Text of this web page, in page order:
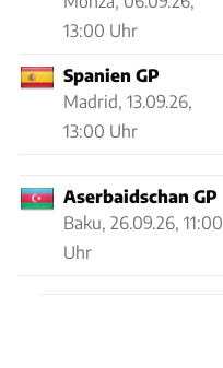
13:00 Uhr
Spanien GP
Madrid, 13.09.26,
13:00 Uhr
Aserbaidschan GP
Baku, 26.09.26, 11:00
Uhr